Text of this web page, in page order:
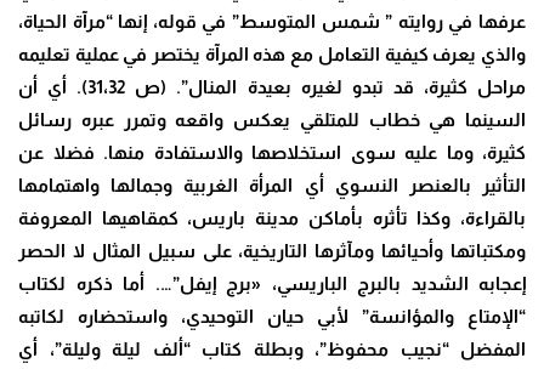
عرفها في روايته ” شمس المتوسط” في قوله، إنها “مرآة الحياة،
والذي يعرف كيفية التعامل مع هذه المرآة يختصر في عملية تعليمه
مراحل كثيرة، قد تبدو لغيره بعيدة المنال”. (ص 31،32). أي أن
السينما هي خطاب للمتلقي يعكس واقعه وتمرر عبره رسائل
كثيرة، وما عليه سوى استخلاصها والاستفادة منها. فضلا عن
التأثير بالعنصر النسوي أي المرأة الغربية وجمالها واهتمامها
بالقراءة، وكذا تأثره بأماكن مدينة باريس، كمقاهيها المعروفة
ومكتباتها وأحيائها ومآثرها التاريخية، على سبيل المثال لا الحصر
إعجابه الشديد بالبرج الباريسي، «برج إيفل”…. أما ذكره لكتاب
“الإمتاع والمؤانسة” لأبي حيان التوحيدي، واستحضاره لكاتبه
المفضل “نجيب محفوظ”، وبطلة كتاب “ألف ليلة وليلة”، أي